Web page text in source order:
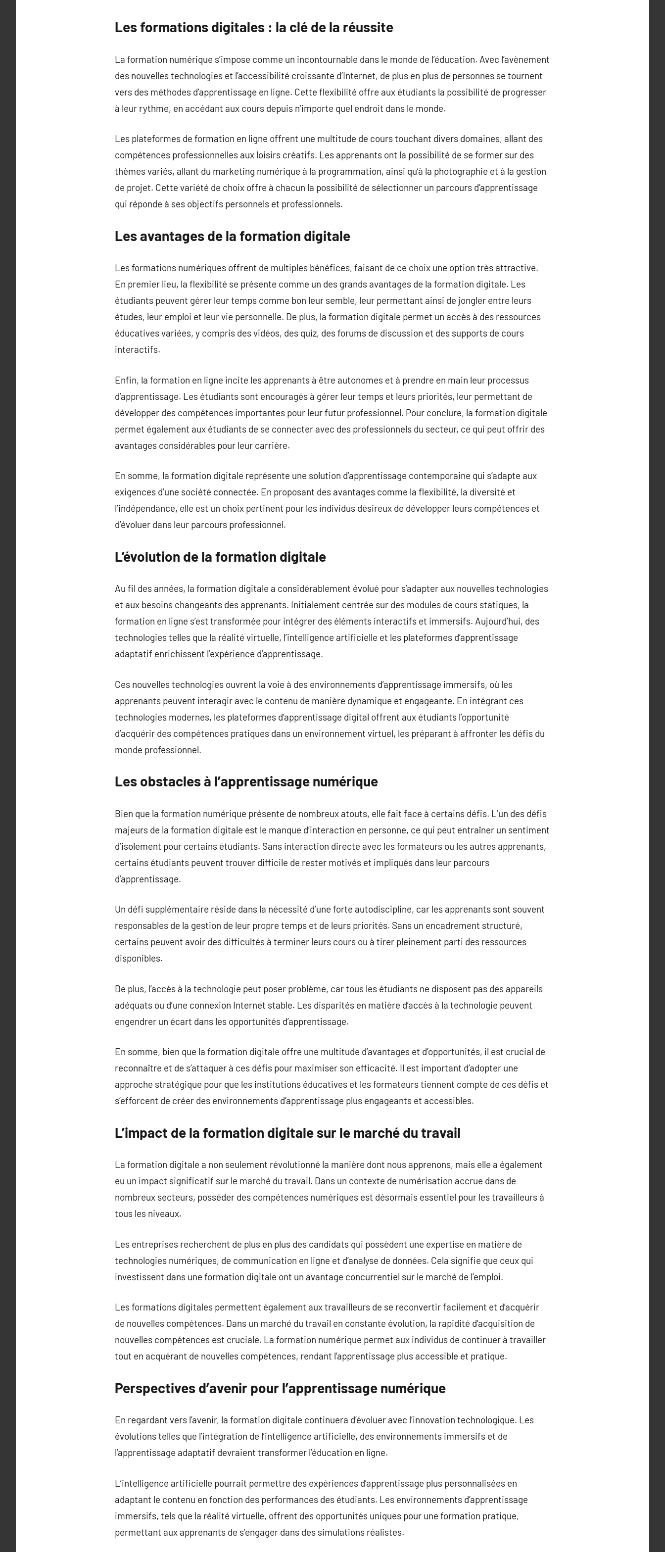
Les formations digitales : la clé de la réussite
La formation numérique s’impose comme un incontournable dans le monde de l’éducation. Avec l’avènement
des nouvelles technologies et l’accessibilité croissante d’Internet, de plus en plus de personnes se tournent
vers des méthodes d’apprentissage en ligne. Cette flexibilité offre aux étudiants la possibilité de progresser
à leur rythme, en accédant aux cours depuis n’importe quel endroit dans le monde.
Les plateformes de formation en ligne offrent une multitude de cours touchant divers domaines, allant des
compétences professionnelles aux loisirs créatifs. Les apprenants ont la possibilité de se former sur des
thèmes variés, allant du marketing numérique à la programmation, ainsi qu’à la photographie et à la gestion
de projet. Cette variété de choix offre à chacun la possibilité de sélectionner un parcours d’apprentissage
qui réponde à ses objectifs personnels et professionnels.
Les avantages de la formation digitale
Les formations numériques offrent de multiples bénéfices, faisant de ce choix une option très attractive.
En premier lieu, la flexibilité se présente comme un des grands avantages de la formation digitale. Les
étudiants peuvent gérer leur temps comme bon leur semble, leur permettant ainsi de jongler entre leurs
études, leur emploi et leur vie personnelle. De plus, la formation digitale permet un accès à des ressources
éducatives variées, y compris des vidéos, des quiz, des forums de discussion et des supports de cours
interactifs.
Enfin, la formation en ligne incite les apprenants à être autonomes et à prendre en main leur processus
d’apprentissage. Les étudiants sont encouragés à gérer leur temps et leurs priorités, leur permettant de
développer des compétences importantes pour leur futur professionnel. Pour conclure, la formation digitale
permet également aux étudiants de se connecter avec des professionnels du secteur, ce qui peut offrir des
avantages considérables pour leur carrière.
En somme, la formation digitale représente une solution d’apprentissage contemporaine qui s’adapte aux
exigences d’une société connectée. En proposant des avantages comme la flexibilité, la diversité et
l’indépendance, elle est un choix pertinent pour les individus désireux de développer leurs compétences et
d’évoluer dans leur parcours professionnel.
L’évolution de la formation digitale
Au fil des années, la formation digitale a considérablement évolué pour s’adapter aux nouvelles technologies
et aux besoins changeants des apprenants. Initialement centrée sur des modules de cours statiques, la
formation en ligne s’est transformée pour intégrer des éléments interactifs et immersifs. Aujourd’hui, des
technologies telles que la réalité virtuelle, l’intelligence artificielle et les plateformes d’apprentissage
adaptatif enrichissent l’expérience d’apprentissage.
Ces nouvelles technologies ouvrent la voie à des environnements d’apprentissage immersifs, où les
apprenants peuvent interagir avec le contenu de manière dynamique et engageante. En intégrant ces
technologies modernes, les plateformes d’apprentissage digital offrent aux étudiants l’opportunité
d’acquérir des compétences pratiques dans un environnement virtuel, les préparant à affronter les défis du
monde professionnel.
Les obstacles à l’apprentissage numérique
Bien que la formation numérique présente de nombreux atouts, elle fait face à certains défis. L’un des défis
majeurs de la formation digitale est le manque d’interaction en personne, ce qui peut entraîner un sentiment
d’isolement pour certains étudiants. Sans interaction directe avec les formateurs ou les autres apprenants,
certains étudiants peuvent trouver difficile de rester motivés et impliqués dans leur parcours
d’apprentissage.
Un défi supplémentaire réside dans la nécessité d’une forte autodiscipline, car les apprenants sont souvent
responsables de la gestion de leur propre temps et de leurs priorités. Sans un encadrement structuré,
certains peuvent avoir des difficultés à terminer leurs cours ou à tirer pleinement parti des ressources
disponibles.
De plus, l’accès à la technologie peut poser problème, car tous les étudiants ne disposent pas des appareils
adéquats ou d’une connexion Internet stable. Les disparités en matière d’accès à la technologie peuvent
engendrer un écart dans les opportunités d’apprentissage.
En somme, bien que la formation digitale offre une multitude d’avantages et d’opportunités, il est crucial de
reconnaître et de s’attaquer à ces défis pour maximiser son efficacité. Il est important d’adopter une
approche stratégique pour que les institutions éducatives et les formateurs tiennent compte de ces défis et
s’efforcent de créer des environnements d’apprentissage plus engageants et accessibles.
L’impact de la formation digitale sur le marché du travail
La formation digitale a non seulement révolutionné la manière dont nous apprenons, mais elle a également
eu un impact significatif sur le marché du travail. Dans un contexte de numérisation accrue dans de
nombreux secteurs, posséder des compétences numériques est désormais essentiel pour les travailleurs à
tous les niveaux.
Les entreprises recherchent de plus en plus des candidats qui possèdent une expertise en matière de
technologies numériques, de communication en ligne et d’analyse de données. Cela signifie que ceux qui
investissent dans une formation digitale ont un avantage concurrentiel sur le marché de l’emploi.
Les formations digitales permettent également aux travailleurs de se reconvertir facilement et d’acquérir
de nouvelles compétences. Dans un marché du travail en constante évolution, la rapidité d’acquisition de
nouvelles compétences est cruciale. La formation numérique permet aux individus de continuer à travailler
tout en acquérant de nouvelles compétences, rendant l’apprentissage plus accessible et pratique.
Perspectives d’avenir pour l’apprentissage numérique
En regardant vers l’avenir, la formation digitale continuera d’évoluer avec l’innovation technologique. Les
évolutions telles que l’intégration de l’intelligence artificielle, des environnements immersifs et de
l’apprentissage adaptatif devraient transformer l’éducation en ligne.
L’intelligence artificielle pourrait permettre des expériences d’apprentissage plus personnalisées en
adaptant le contenu en fonction des performances des étudiants. Les environnements d’apprentissage
immersifs, tels que la réalité virtuelle, offrent des opportunités uniques pour une formation pratique,
permettant aux apprenants de s’engager dans des simulations réalistes.